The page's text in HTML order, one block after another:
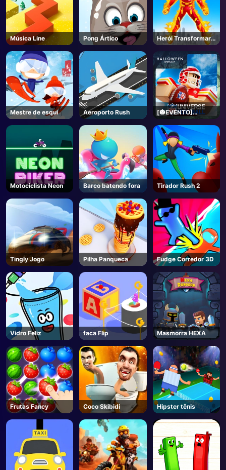
Música Line Pong Ártico
Herói Transformar
Correr
Mestre de esqui Aeroporto Rush
[🎃EVENTO]
Futebol do Universo
da NFL - Roblox
Motociclista Neon Barco batendo fora Tirador Rush 2
Tingly Jogo Pilha Panqueca Fudge Corredor 3D
Vidro Feliz faca Flip Masmorra HEXA
Frutas Fancy Coco Skibidi Hipster tênis